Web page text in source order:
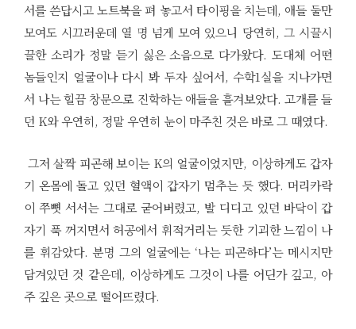
서를 쓴답시고 노트북을 펴 놓고서 타이핑을 치는데, 애들 둘만
모여도 시끄러운데 열 명 넘게 모여 있으니 당연히, 그 시끌시
끌한 소리가 정말 듣기 싫은 소음으로 다가왔다. 도대체 어떤
놈들인지 얼굴이나 다시 봐 두자 싶어서, 수학1실을 지나가면
서 나는 힐끔 창문으로 진학하는 애들을 흘겨보았다. 고개를 들
던 K와 우연히, 정말 우연히 눈이 마주친 것은 바로 그 때였다.
그저 살짝 피곤해 보이는 K의 얼굴이었지만, 이상하게도 갑자
기 온몸에 돌고 있던 혈액이 갑자기 멈추는 듯 했다. 머리카락
이 쭈뼛 서서는 그대로 굳어버렸고, 발 디디고 있던 바닥이 갑
자기 푹 꺼지면서 허공에서 휘적거리는 듯한 기괴한 느낌이 나
를 휘감았다. 분명 그의 얼굴에는 ‘나는 피곤하다’는 메시지만
담겨있던 것 같은데, 이상하게도 그것이 나를 어딘가 깊고, 아
주 깊은 곳으로 떨어뜨렸다.